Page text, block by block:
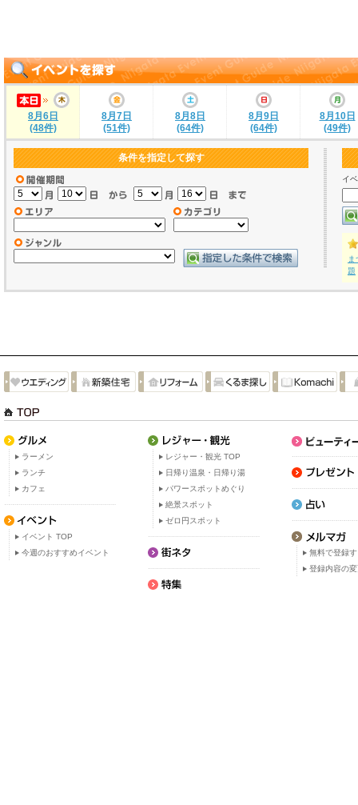
8月6日
(48件)
8月7日
(51件)
8月8日
(64件)
8月9日
(64件)
8月10日
(49件)
条件を指定して探す
イ
ま
題
ラーメン
ランチ
カフェ
イベント TOP
今週のおすすめイベント
レジャー・観光 TOP
日帰り温泉・日帰り湯
パワースポットめぐり
絶景スポット
ゼロ円スポット
無料で登録
登録内容の